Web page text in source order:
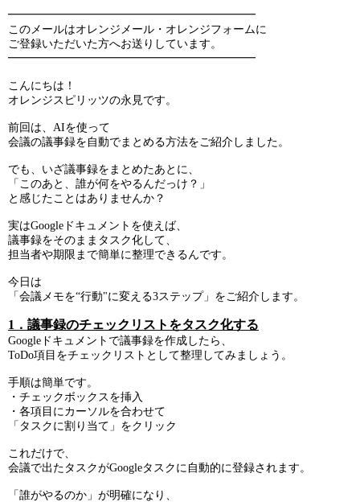
━━━━━━━━━━━━━━━━━━━━━━
このメールはオレンジメール・オレンジフォームに
ご登録いただいた方へお送りしています。
━━━━━━━━━━━━━━━━━━━━━━
こんにちは！
オレンジスピリッツの永見です。
前回は、AIを使って
会議の議事録を自動でまとめる方法をご紹介しました。
でも、いざ議事録をまとめたあとに、
「このあと、誰が何をやるんだっけ？」
と感じたことはありませんか？
実はGoogleドキュメントを使えば、
議事録をそのままタスク化して、
担当者や期限まで簡単に整理できるんです。
今日は
「会議メモを“行動"に変える3ステップ」をご紹介します。
1．議事録のチェックリストをタスク化する
Googleドキュメントで議事録を作成したら、
ToDo項目をチェックリストとして整理してみましょう。
手順は簡単です。
・チェックボックスを挿入
・各項目にカーソルを合わせて
「タスクに割り当て」をクリック
これだけで、
会議で出たタスクがGoogleタスクに自動的に登録されます。
「誰がやるのか」が明確になり、